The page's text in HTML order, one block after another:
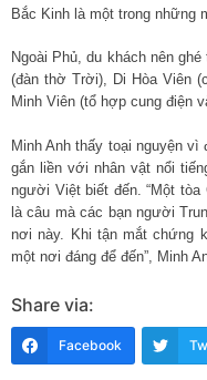
Bắc Kinh là một trong những
Ngoài Phủ, du khách nên
(đàn thờ Trời), Di Hòa Viên
Minh Viên (tổ hợp cung điện
Minh Anh thấy toại nguyện
gắn liền với nhân vật nổi
người Việt biết đến. “Một
là câu mà các bạn người
nơi này. Khi tận mắt chứng
một nơi đáng để đến”, Minh
Share via:
Facebook